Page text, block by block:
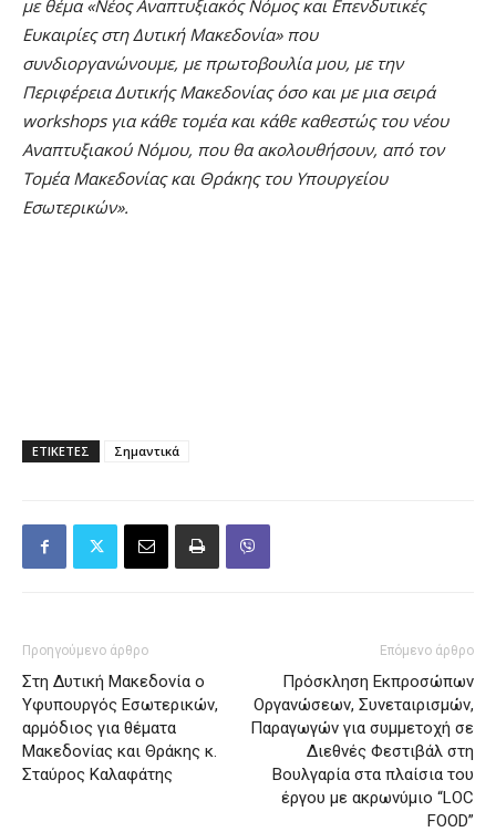
με θέμα «Νέος Αναπτυξιακός Νόμος και Επενδυτικές
Ευκαιρίες στη Δυτική Μακεδονία» που
συνδιοργανώνουμε, με πρωτοβουλία μου, με την
Περιφέρεια Δυτικής Μακεδονίας όσο και με μια σειρά
workshops για κάθε τομέα και κάθε καθεστώς του νέου
Αναπτυξιακού Νόμου, που θα ακολουθήσουν, από τον
Τομέα Μακεδονίας και Θράκης του Υπουργείου
Εσωτερικών».
ΕΤΙΚΕΤΕΣ Σημαντικά
Προηγούμενο άρθρο
Στη Δυτική Μακεδονία ο
Υφυπουργός Εσωτερικών,
αρμόδιος για θέματα
Μακεδονίας και Θράκης κ.
Σταύρος Καλαφάτης
Επόμενο άρθρο
Πρόσκληση Εκπροσώπων
Οργανώσεων, Συνεταιρισμών,
Παραγωγών για συμμετοχή σε
Διεθνές Φεστιβάλ στη
Βουλγαρία στα πλαίσια του
έργου με ακρωνύμιο “LOC
FOOD”